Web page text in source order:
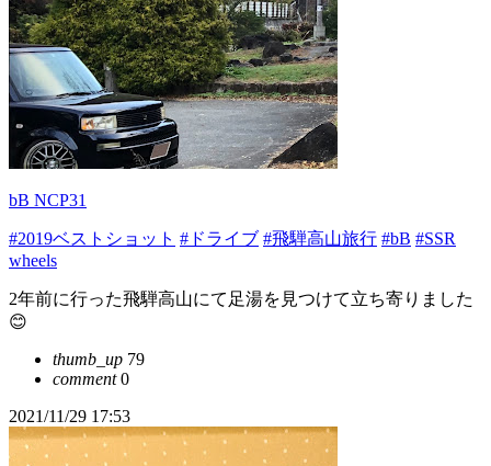
bB NCP31
#2019ベストショット #ドライブ #飛騨高山旅行 #bB #SSR
wheels
2年前に行った飛騨高山にて足湯を見つけて立ち寄りました
😊
thumb_up 79
comment0
2021/11/29 17:53